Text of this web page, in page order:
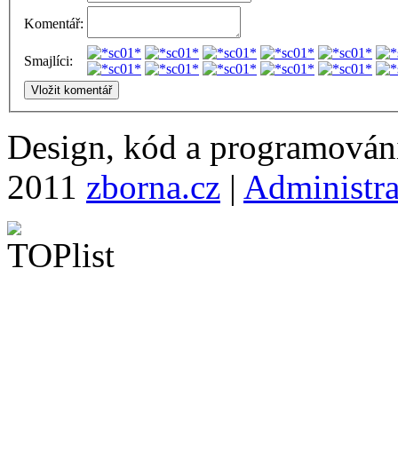
Komentář:
Smajlíci:
Design, kód a
2011 zborna.cz |